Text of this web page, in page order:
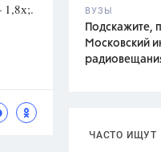
ВУЗЫ
Подскажите,
Московский
ЧАСТО ИЩУТ
1,8х;.